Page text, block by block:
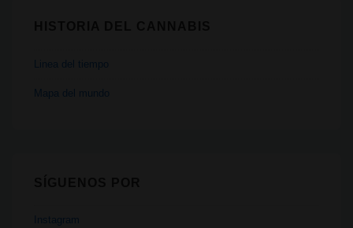
Linea del tiempo
Mapa del mundo
Instagram